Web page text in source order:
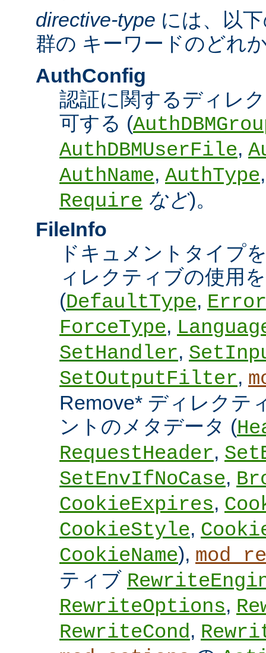
directive-type には、以
群の キーワードのどれ
AuthConfig
認証に関するディレ
可する (
AuthDBMUserFile,
AuthName, AuthType
Require など)。
FileInfo
ドキュメントタイプ
ィレクティブの使用
(DefaultType,
ForceType,
SetHandler,
SetOutputFilter,
Remove* ディレクテ
ントのメタデータ (
RequestHeader,
SetEnvIfNoCase,
CookieExpires,
CookieStyle,
CookieName),
ティブ
RewriteOptions,
RewriteCond,